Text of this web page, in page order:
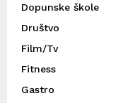
Dopunske škole
Društvo
Film/Tv
Fitness
Gastro